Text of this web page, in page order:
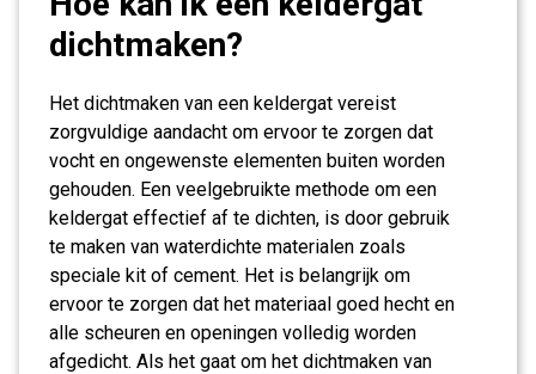
dichtmaken?
Het dichtmaken van een keldergat vereist
zorgvuldige aandacht om ervoor te zorgen dat
vocht en ongewenste elementen buiten worden
gehouden. Een veelgebruikte methode om een
keldergat effectief af te dichten, is door gebruik
te maken van waterdichte materialen zoals
speciale kit of cement. Het is belangrijk om
ervoor te zorgen dat het materiaal goed hecht en
alle scheuren en openingen volledig worden
afgedicht. Als het gaat om het dichtmaken van